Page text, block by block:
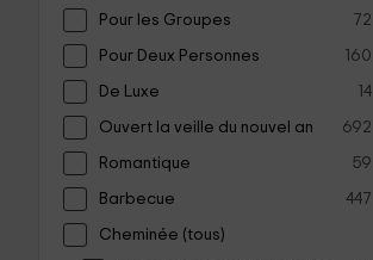
Pour les Groupes 72
Pour Deux Personnes 160
De Luxe 14
Ouvert la veille du nouvel an 692
Romantique 59
Barbecue 447
Cheminée (tous)